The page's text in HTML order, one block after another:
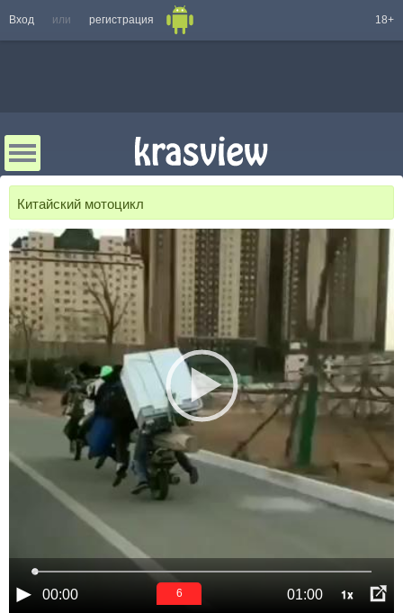
Вход или регистрация 18+
Китайский мотоцикл
00:00 01:00 1x
5